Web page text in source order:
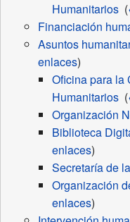
Humanitarios‎ (
Financiación
Asuntos
enlaces)
Oficina para la
Humanitarios‎ (
Organización
Biblioteca
enlaces)
Secretaría de
Organización
enlaces)